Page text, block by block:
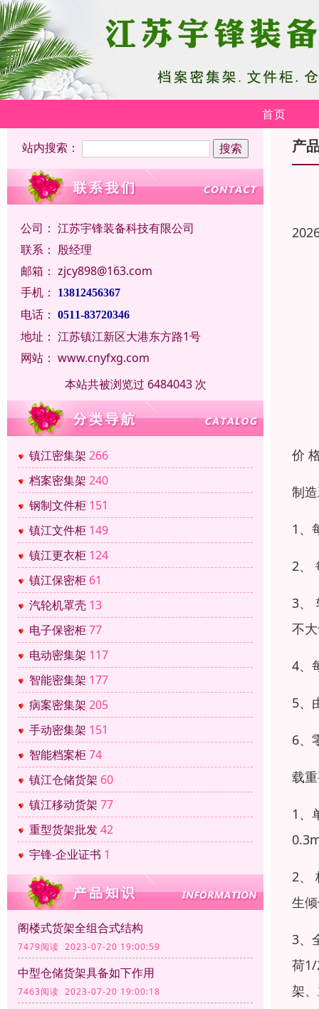
首页
站内搜索：
公司： 江苏宇锋装备科技有限公司
联系： 殷经理
邮箱： zjcy898@163.com
手机：
13812456367
电话： 0511-83720346
地址： 江苏镇江新区大港东方路1号
网站： www.cnyfxg.com
本站共被浏览过 6484043 次
镇江密集架 266
档案密集架 240
钢制文件柜 151
镇江文件柜 149
镇江更衣柜 124
镇江保密柜 61
汽轮机罩壳 13
电子保密柜77
电动密集架 117
智能密集架 177
病案密集架 205
手动密集架 151
智能档案柜74
镇江仓储货架 60
镇江移动货架 77
重型货架批发42
宇锋-企业证书 1
阁楼式货架全组合式结构
7479阅读 2023-07-20 19:00:59
中型仓储货架具备如下作用
7463阅读 2023-07-20 19:00:18
产
价
制
1、
2、
3、
不
4、
5、
6、
载
1、
2、
生
3、
荷
架